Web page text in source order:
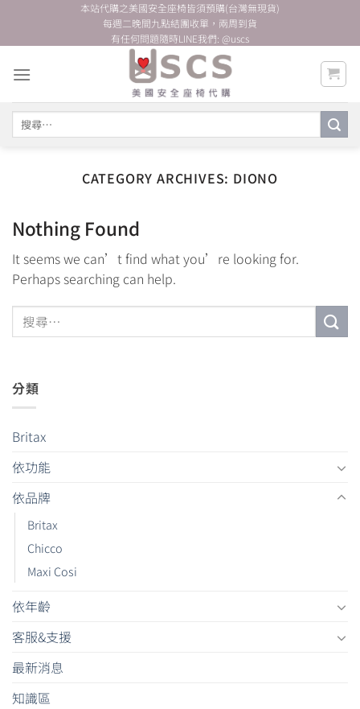
content
本站代購之美國安全座椅皆須預購(台灣無現貨)
每週二晚間九點結團收單，兩周到貨
有任何問題隨時LINE我們: @uscs
CATEGORY ARCHIVES: DIONO
Nothing Found
It seems we can’t find what you’re looking for.
Perhaps searching can help.
分類
Britax
依功能
依品牌
Britax
Chicco
Maxi Cosi
依年齡
客服&支援
最新消息
知識區